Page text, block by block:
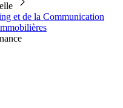
et de la Communication